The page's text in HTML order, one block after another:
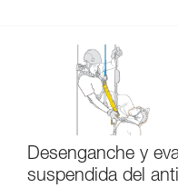
Desenganche y
suspendida del